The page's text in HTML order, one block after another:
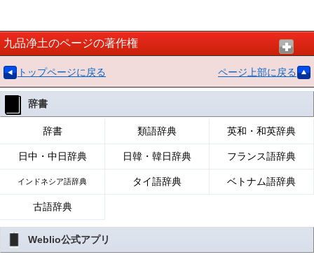
九品净土のページの著作権
トップページに戻る ページ上部に戻る
辞書
辞書 類語辞典 英和・和英辞典
日中・中日辞典 日韓・韓日辞典 フランス語辞典
インドネシア語辞典 タイ語辞典 ベトナム語辞典
古語辞典
Weblio公式アプリ